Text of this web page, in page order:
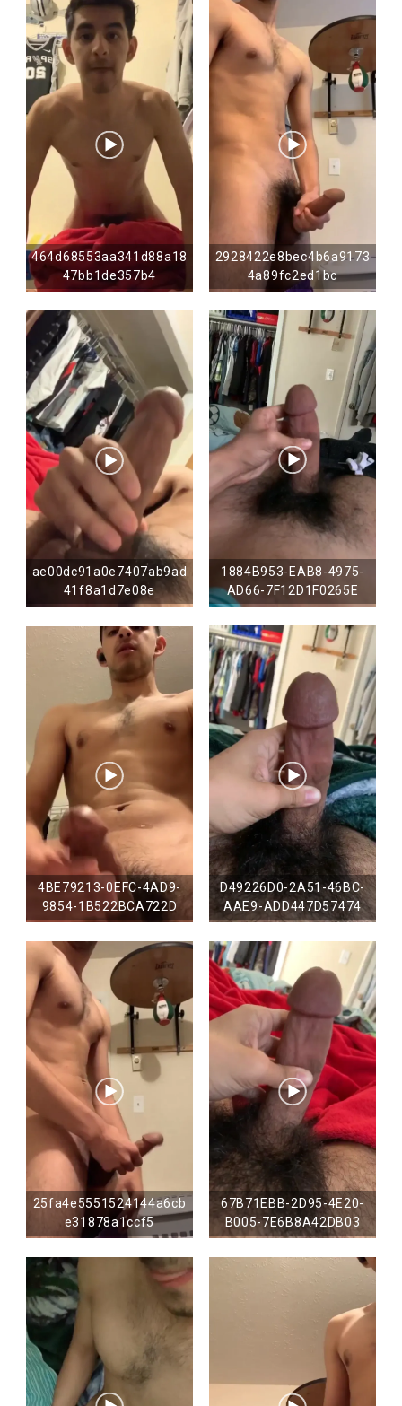
464d68553aa341d88a18
47bb1de357b4
2928422e8bec4b6a9173
4a89fc2ed1bc
ae00dc91a0e7407ab9ad
41f8a1d7e08e
1884B953-EAB8-4975-
AD66-7F12D1F0265E
4BE79213-0EFC-4AD9-
9854-1B522BCA722D
D49226D0-2A51-46BC-
AAE9-ADD447D57474
25fa4e5551524144a6cb
e31878a1ccf5
67B71EBB-2D95-4E20-
B005-7E6B8A42DB03